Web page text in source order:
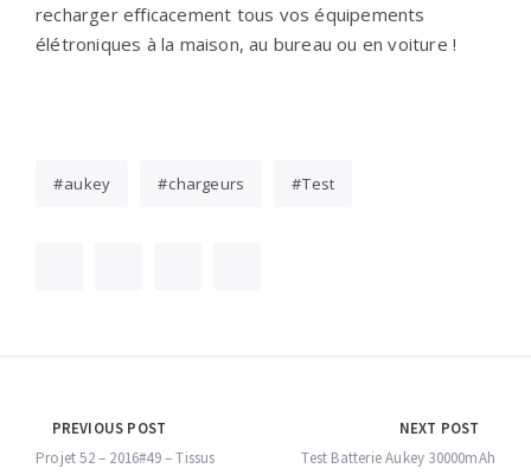
recharger efficacement tous vos équipements
élétroniques à la maison, au bureau ou en voiture !
aukey chargeurs Test
Navigation
PREVIOUS POST
Projet 52 – 2016#49 – Tissus
NEXT POST
Test Batterie Aukey 30000mAh